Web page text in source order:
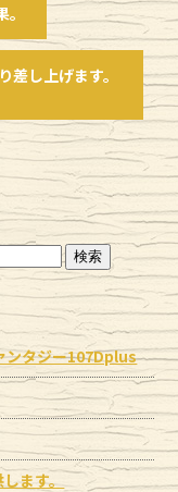
し上げます。
ンタジー107Dplus
ます。